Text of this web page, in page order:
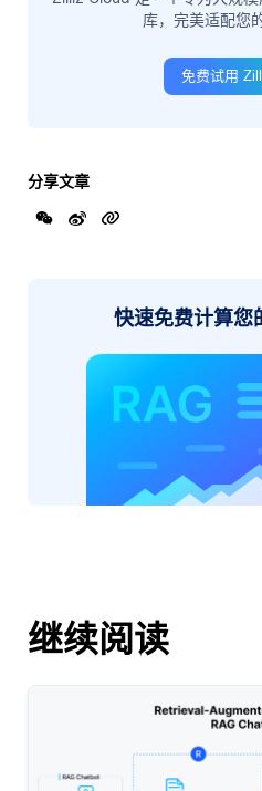
库，完美适配您
免费试用
分享文章
快速免费计算您
继续阅读